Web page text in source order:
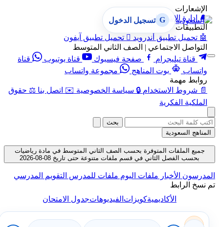
الإشعارات
🔔 إدارة الإشعارات
التطبيقات
🤖 تحميل تطبيق أندرويد  تحميل تطبيق آيفون
التواصل الاجتماعي | الصف الثاني المتوسط
قناة تيليجرام
صفحة فيسبوك قناة يوتيوب
قناة
واتساب
بوت المناهج
مجموعة واتساب
روابط مهمة
📄 شروط الاستخدام 🔒 سياسة الخصوصية ✉️ اتصل بنا ⚖️ حقوق
الملكية الفكرية
G تسجيل الدخول
بحث
المناهج السعودية
جميع الملفات المتوفرة بحسب الصف الثاني المتوسط في مادة رياضيات
بحسب الفصل الثاني في قسم ملفات متنوعة حتى تاريخ 08-08-2026
المدرسون الأخبار ملفات اليوم ملفات للمدرس التقويم المدرسي
تم نسخ الرابط
الأكاديميةكويزاتالفيديوهاتجدول الامتحان